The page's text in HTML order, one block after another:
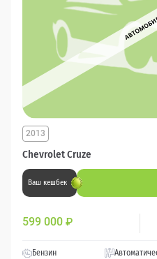
Chevrolet Cruze
2013
Ваш кешбек
599 000 ₽
Бензин